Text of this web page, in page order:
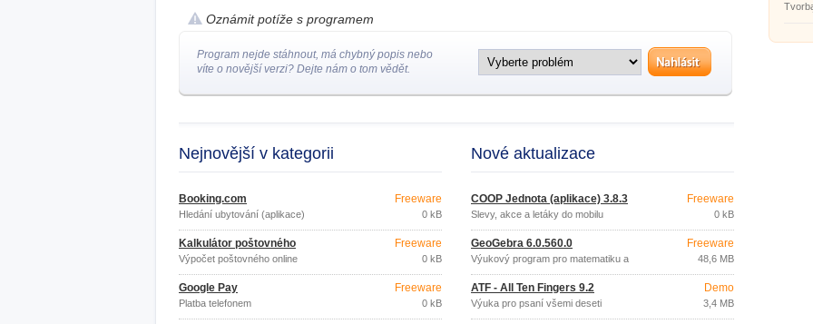
Oznámit potíže s programem
Program nejde stáhnout, má chybný popis nebo
víte o novější verzi? Dejte nám o tom vědět.
Nejnovější v kategorii
Booking.com
Hledání ubytování (aplikace)
Freeware
0 kB
Kalkulátor poštovného
Výpočet poštovného online
Freeware
0 kB
Google Pay
Platba telefonem
Freeware
0 kB
Nové aktualizace
COOP Jednota (aplikace) 3.8.3
Slevy, akce a letáky do mobilu
Freeware
0 kB
GeoGebra 6.0.560.0
Výukový program pro matematiku a
Freeware
48,6 MB
ATF - All Ten Fingers 9.2
Výuka pro psaní všemi deseti
Demo
3,4 MB